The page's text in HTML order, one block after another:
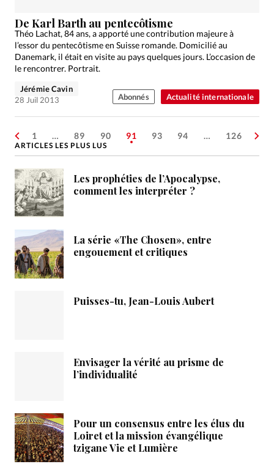
Actualité internationale
De Karl Barth au pentecôtisme
Théo Lachat, 84 ans, a apporté une contribution majeure à
l’essor du pentecôtisme en Suisse romande. Domicilié au
Danemark, il était en visite au pays quelques jours. L’occasion de
le rencontrer. Portrait.
Jérémie Cavin
28 Juil 2013
Abonnés
1 … 89 90 91 93 94 … 126
ARTICLES LES PLUS LUS
Les prophéties de l’Apocalypse,
comment les interpréter ?
La série «The Chosen», entre
engouement et critiques
Puisses-tu, Jean-Louis Aubert
Envisager la vérité au prisme de
l’individualité
Pour un consensus entre les élus du
Loiret et la mission évangélique
tzigane Vie et Lumière